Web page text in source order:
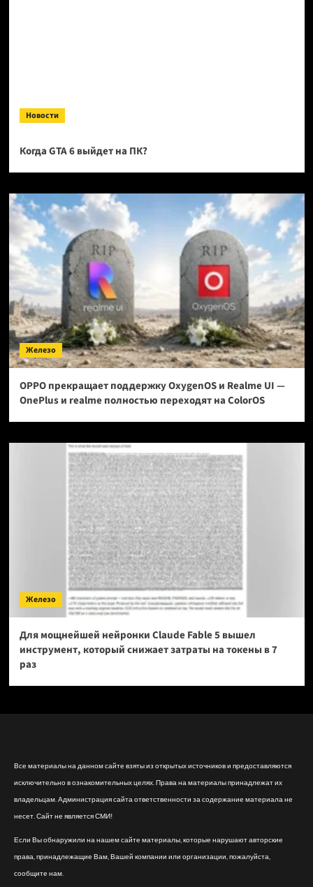
Новости
Когда GTA 6 выйдет на ПК?
Железо
OPPO прекращает поддержку OxygenOS и Realme UI —
OnePlus и realme полностью переходят на ColorOS
Железо
Для мощнейшей нейронки Claude Fable 5 вышел
инструмент, который снижает затраты на токены в 7
раз
Все материалы на данном сайте взяты из открытых источников и предоставляются
исключительно в ознакомительных целях. Права на материалы принадлежат их
владельцам. Администрация сайта ответственности за содержание материала не
несет. Сайт не является СМИ!
Если Вы обнаружили на нашем сайте материалы, которые нарушают авторские
права, принадлежащие Вам, Вашей компании или организации, пожалуйста,
сообщите нам.